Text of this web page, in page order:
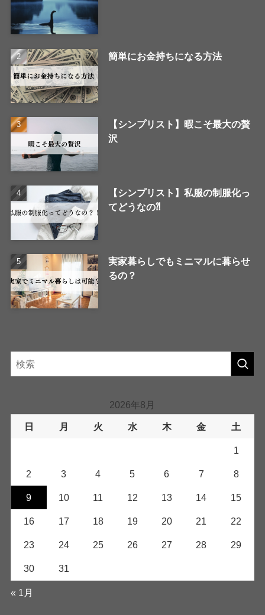
簡単にお金持ちになる方法
【シンプリスト】暇こそ最大の贅
沢
【シンプリスト】私服の制服化っ
てどうなの⁈
実家暮らしでもミニマルに暮らせ
るの？
2026年8月
日 月 火 水 木 金 土
1
2 3 4 5 6 7 8
9 10 11 12 13 14 15
16 17 18 19 20 21 22
23 24 25 26 27 28 29
30 31
« 1月